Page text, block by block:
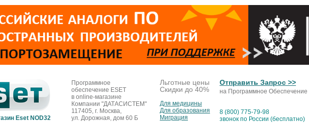
Eset NOD32
Программное
обеспечение ESET
в online-магазине
Компании "ДАТАСИСТЕМ"
117405, г. Москва,
ул. Дорожная, дом 60 Б
Льготные цены
Скидки до 40%
Для медицины
Для образования
Миграция
Отправить Запрос >>
на Программное Обеспечение
8 (800) 775-79-98
звонок по России (бесплатно)